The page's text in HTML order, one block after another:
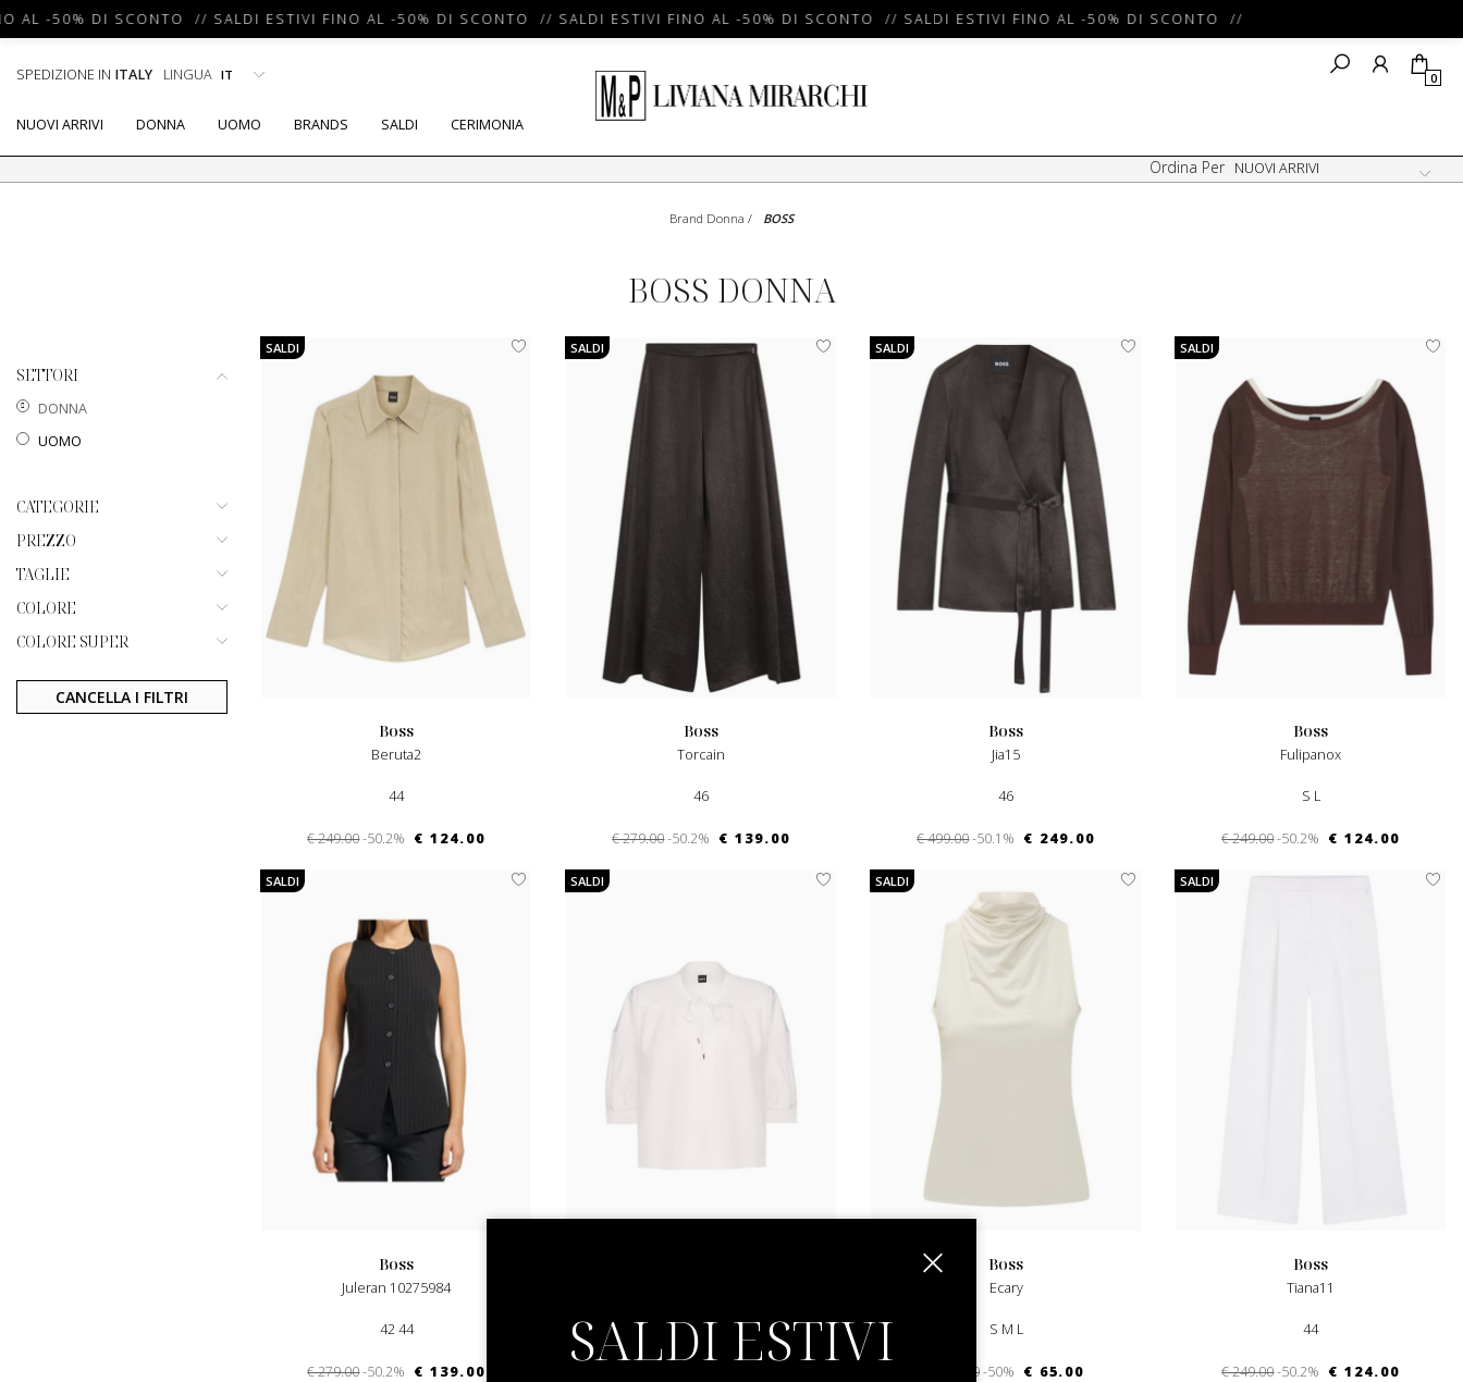
-50% DI SCONTO // SALDI ESTIVI FINO AL -50% DI SCONTO // SALDI ESTIVI FINO AL -50% DI SCONTO // SALDI ESTIVI FINO AL -50% DI SCONTO //
SPEDIZIONE IN ITALY LINGUA 0
NUOVI ARRIVI DONNA UOMO BRANDS SALDI CERIMONIA
Ordina Per
Brand Donna / BOSS
BOSS DONNA
SETTORI
DONNA
UOMO
CATEGORIE
PREZZO
TAGLIE
COLORE
COLORE SUPER
CANCELLA I FILTRI
SALDI
boss
Beruta2
44
€ 249.00-50.2% € 124.00
SALDI
boss
Torcain
46
€ 279.00-50.2% € 139.00
SALDI
boss
Jia15
46
€ 499.00-50.1% € 249.00
SALDI
boss
Fulipanox
S L
€ 249.00-50.2% € 124.00
SALDI
boss
Juleran 10275984
42 44
€ 279.00-50.2% € 139.00
SALDI
38 40
SALDI
boss
Ecary
S M L
€ 130.00-50% € 65.00
SALDI
boss
Tiana11
44
€ 249.00-50.2% € 124.00
SALDI ESTIVI